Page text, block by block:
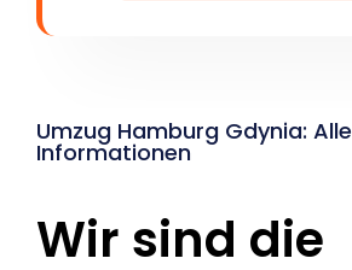
Umzug Hamburg Gdynia: Alle
Informationen
Wir sind die